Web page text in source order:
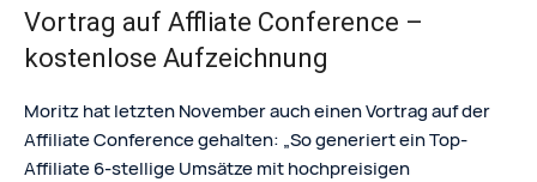
Vortrag auf Affliate Conference –
kostenlose Aufzeichnung
Moritz hat letzten November auch einen Vortrag auf der
Affiliate Conference gehalten: „So generiert ein Top-
Affiliate 6-stellige Umsätze mit hochpreisigen